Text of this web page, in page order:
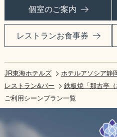
個室のご案内
レストランお食事券
JR東海ホテルズ
ホテルアソシア静
レストラン&バー
鉄板焼「那古亭（
ご利用シーンプラン一覧